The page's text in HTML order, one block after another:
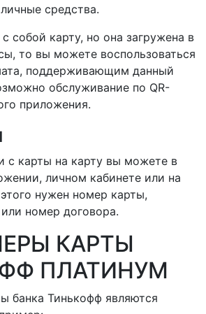
средства.
собой карту, но она загружена в
то вы можете воспользоваться
поддерживающим данный
обслуживание по QR-
приложения.
с карты на карту вы можете в
личном кабинете или на
нужен номер карты,
номер договора.
КАРТЫ
ПЛАТИНУМ
банка Тинькофф являются